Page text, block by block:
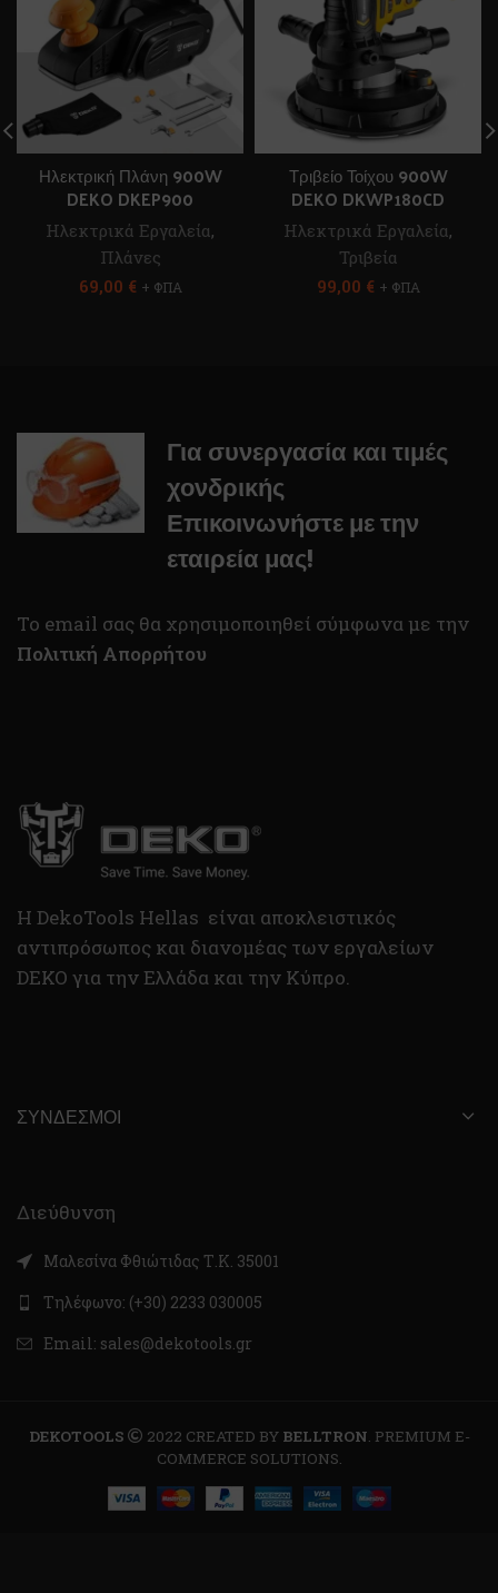
Ηλεκτρική Πλάνη 900W
DEKO DKEP900
Ηλεκτρικά Εργαλεία,
Πλάνες
69,00 € + ΦΠΑ
Τριβείο Τοίχου 900W
DEKO DKWP180CD
Ηλεκτρικά Εργαλεία,
Τριβεία
99,00 € + ΦΠΑ
Για συνεργασία και τιμές
χονδρικής
Επικοινωνήστε με την
εταιρεία μας!
To email σας θα χρησιμοποιηθεί σύμφωνα με την
Πολιτική Απορρήτου
H DekoTools Hellas είναι αποκλειστικός
αντιπρόσωπος και διανομέας των εργαλείων
DEKO για την Ελλάδα και την Κύπρο.
ΣΎΝΔΕΣΜΟΙ
Διεύθυνση
Μαλεσίνα Φθιώτιδας Τ.Κ. 35001
Τηλέφωνο: (+30) 2233 030005
Email: sales@dekotools.gr
DEKOTOOLS 2022 CREATED BY BELLTRON. PREMIUM E-
COMMERCE SOLUTIONS.